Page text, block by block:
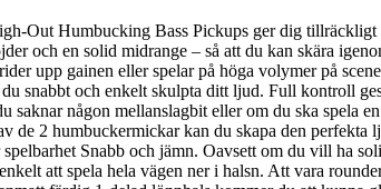
Out Humbucking Bass Pickups ger dig tillräckligt
och en solid midrange – så att du kan skära
upp gainen eller spelar på höga volymer på
snabbt och enkelt skulpta ditt ljud. Full kontroll
saknar någon mellanslagbit eller om du ska
de 2 humbuckermickar kan du skapa den
Snabb och jämn. Oavsett om du vill ha
att spela hela vägen ner i halsn. Att vara